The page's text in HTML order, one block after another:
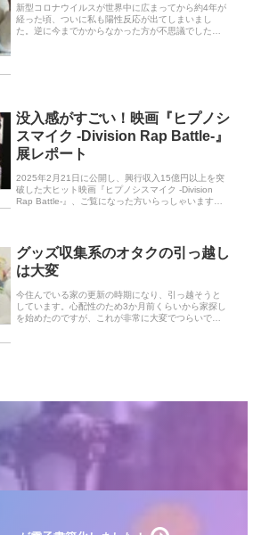
新型コロナウイルスが世界中に広まってから約4年が
経った頃、ついに私も陽性反応が出てしまいまし
た。逆に今までかからなかった方が不思議でした
没入感がすごい！映画『ヒプノシ
スマイク -Division Rap Battle-』
展レポート
2025年2月21日に公開し、興行収入15億円以上を突
破した大ヒット映画『ヒプノシスマイク -Division
Rap Battle-』、ご覧になった方いらっしゃいますで
グッズ収集系のオタクの引っ越し
は大変
今住んでいる家の更新の時期になり、引っ越そうと
しています。心配性のため3か月前くらいから家探し
を始めたのですが、これが非常に大変でつらいで